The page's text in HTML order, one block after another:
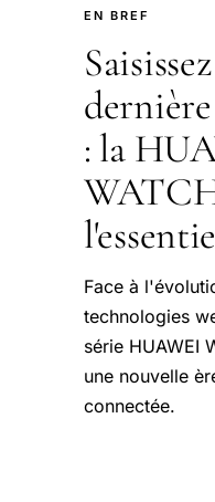
EN BREF
: la
Face à
technologies
série HUAWEI
une nouvelle
connectée.